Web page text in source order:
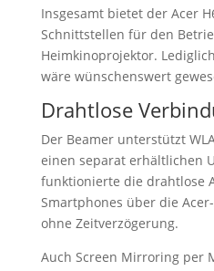
Insgesamt bietet der Acer
Schnittstellen für den
Heimkinoprojektor.
wäre wünschenswert
Drahtlose
Der Beamer unterstützt
einen separat erhältlichen
funktionierte die drahtlose
Smartphones über die
ohne Zeitverzögerung.
Auch Screen Mirroring per